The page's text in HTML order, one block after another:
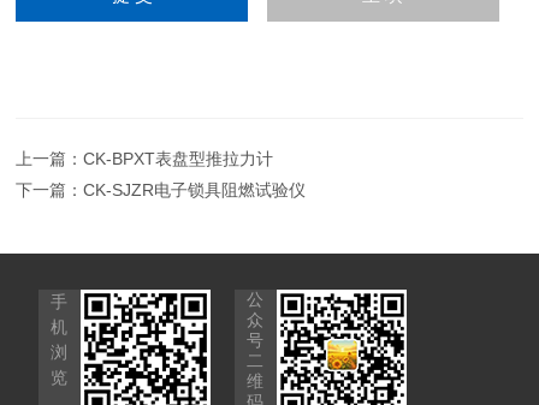
上一篇：CK-BPXT表盘型推拉力计
下一篇：CK-SJZR电子锁具阻燃试验仪
手
机
浏
览
公
众
号
二
维